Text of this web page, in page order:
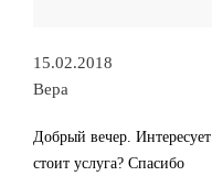
15.02.2018
Вера
Добрый вечер.
стоит услуга? Спасибо